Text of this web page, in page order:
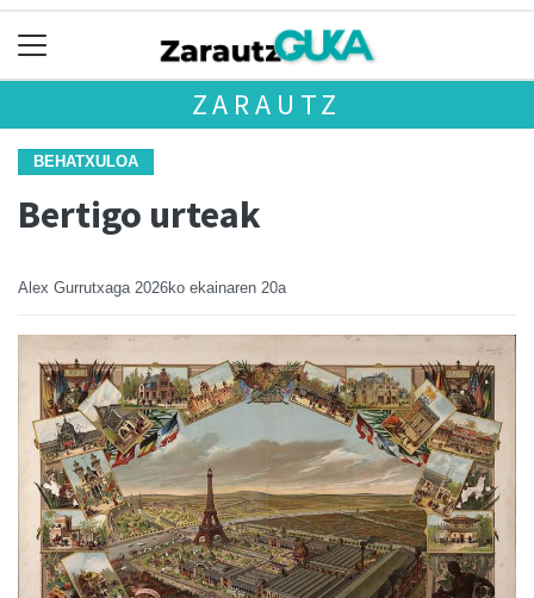
ZARAUTZ
BEHATXULOA
Bertigo urteak
Alex Gurrutxaga 2026ko ekainaren 20a